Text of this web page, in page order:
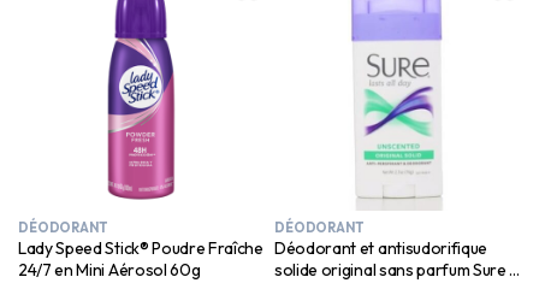
DÉODORANT
Lady Speed ​​Stick® Poudre Fraîche
24/7 en Mini Aérosol 60g
DÉODORANT
Déodorant et antisudorifique
solide original sans parfum Sure –